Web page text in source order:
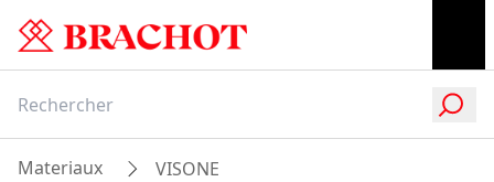
Materiaux VISONE